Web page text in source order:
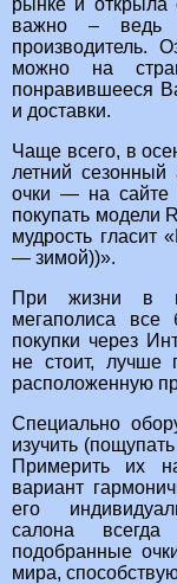
важно – ведь
производитель.
можно на
понравившееся
и доставки.
Чаще всего, в
летний
очки — на сайте
покупать модели
мудрость гласит
— зимой))».
При жизни в
мегаполиса все
покупки через
не стоит, лучше
расположенную
Специально
изучить
Примерить их
вариант
его
салона
подобранные
мира,